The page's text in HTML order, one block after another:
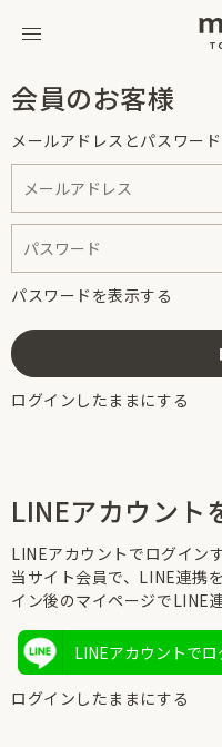
会員のお客様
メールアドレスとパスワー
パスワードを表示する
ログインしたままにする
LINEアカウント
LINEアカウントでログイン
当サイト会員で、LINE連携
イン後のマイページでLINE
LINEアカウントでロ
ログインしたままにする